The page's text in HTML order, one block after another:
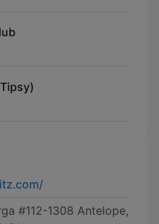
#112-1308 Antelope,